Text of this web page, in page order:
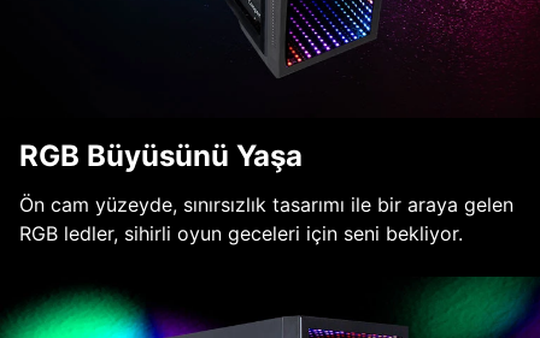
RGB Büyüsünü Yaşa
Ön cam yüzeyde, sınırsızlık tasarımı ile bir araya gelen
RGB ledler, sihirli oyun geceleri için seni bekliyor.